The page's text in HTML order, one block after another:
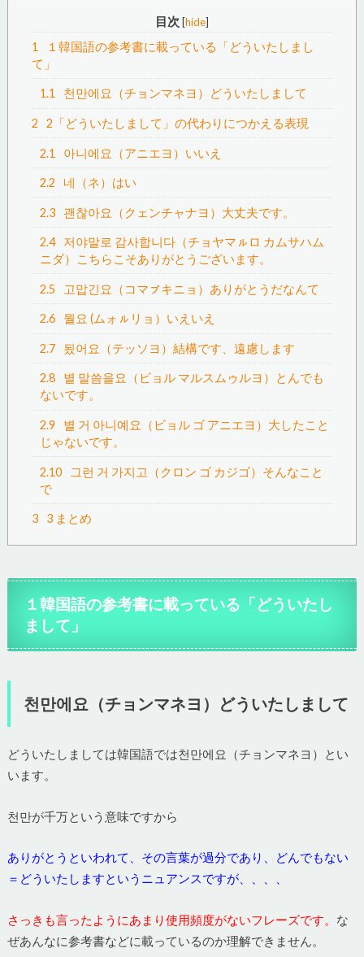
目次 [hide]
1
１韓国語の参考書に載っている「どういたしまし
て」
1.1 천만에요（チョンマネヨ）どういたしまして
2 2「どういたしまして」の代わりにつかえる表現
2.1 아니에요（アニエヨ）いいえ
2.2 네（ネ）はい
2.3 괜찮아요（クェンチャナヨ）大丈夫です。
2.4
저야말로 감사합니다（チョヤマㇽロ カムサハム
ニダ）こちらこそありがとうございます。
2.5 고맙긴요（コマㇷ゚キニョ）ありがとうだなんて
2.6 뭘요 (ムォㇽリョ）いえいえ
2.7 됬어요（テッソヨ）結構です、遠慮します
2.8
별 말씀을요（ビョル マルスムゥルヨ）とんでも
ないです。
2.9
별 거 아니예요（ビョル ゴ アニエヨ）大したこと
じゃないです。
2.10
그런 거 가지고（クロン ゴ カジゴ）そんなこと
で
3 3 まとめ
１韓国語の参考書に載っている「どういたし
まして」
천만에요（チョンマネヨ）どういたしまして
どういたしましては韓国語では천만에요（チョンマネヨ）とい
います。
천만が千万という意味ですから
ありがとうといわれて、その言葉が過分であり、どんでもない
＝どういたしますというニュアンスですが、、、、
さっきも言ったようにあまり使用頻度がないフレーズです。 な
ぜあんなに参考書などに載っているのか理解できません。